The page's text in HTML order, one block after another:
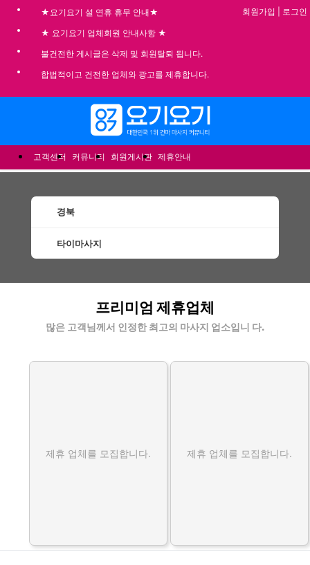
★요기요기 설 연휴 휴무 안내★
★ 요기요기 업체회원 안내사항 ★
불건전한 게시글은 삭제 및 회원탈퇴 됩니다.
합법적이고 건전한 업체와 광고를 제휴합니다.
회원가입 로그인
고객센터 커뮤니티 회원게시판 제휴안내
경북
타이마사지
프리미엄 제휴업체
많은 고객님께서 인정한 최고의 마사지 업소입니 다.
제휴 업체를 모집합니다. 제휴 업체를 모집합니다.